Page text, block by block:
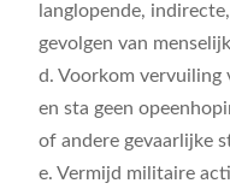
langlopende,
gevolgen van
d. Voorkom vervuiling
en sta geen
of andere gevaarlijke
e. Vermijd militaire